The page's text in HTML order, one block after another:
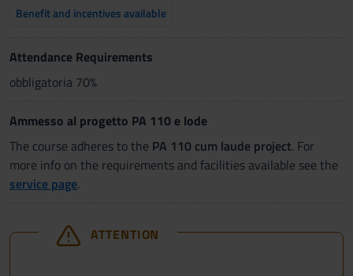
Benefit and incentives available
Attendance Requirements
obbligatoria 70%
Ammesso al progetto PA 110 e lode
The course adheres to the PA 110 cum laude project. For
more info on the requirements and facilities available see the
service page.
ATTENTION